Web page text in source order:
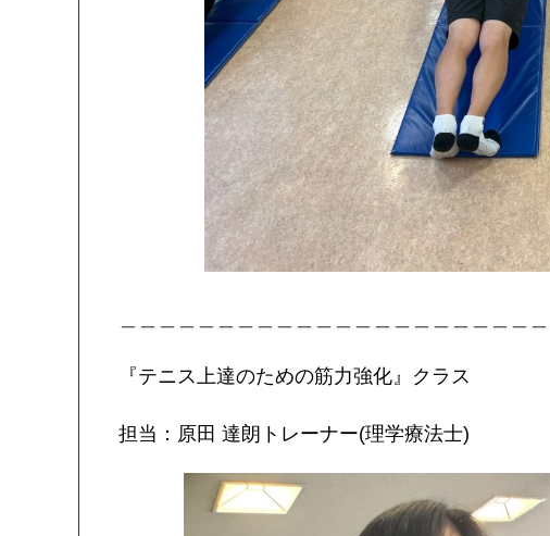
『テニス上達のための筋力強化』クラス
担当：原田 達朗トレーナー(理学療法士)